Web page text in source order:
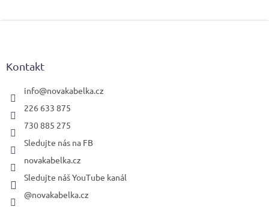
Kontakt
info@novakabelka.cz
226 633 875
730 885 275
Sledujte nás na FB
novakabelka.cz
Sledujte náš YouTube kanál
@novakabelka.cz